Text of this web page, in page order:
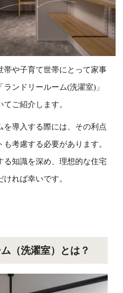
帯や子育て世帯にとって家事
ンドリールーム(洗濯室)」
ご紹介します。
を導入する際には、その利点
考慮する必要があります。
る知識を深め、理想的な住宅
れば幸いです。
（洗濯室）とは？